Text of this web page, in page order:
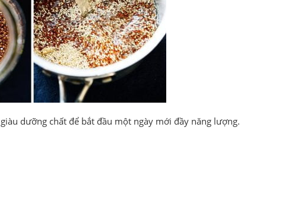
dưỡng chất để bắt đầu một ngày mới đầy năng lượng.